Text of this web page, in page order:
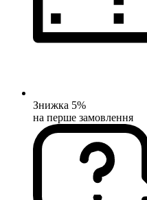
Знижка 5%
на перше замовлення